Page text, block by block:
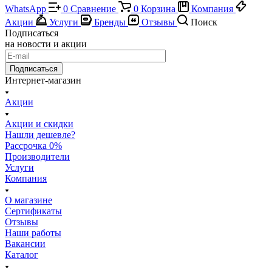
WhatsApp
0 Сравнение 0 Корзина
Компания
Акции
Услуги Бренды Отзывы
Поиск
Подписаться
на новости и акции
Подписаться
Интернет-магазин
Акции
Акции и скидки
Нашли дешевле?
Рассрочка 0%
Производители
Услуги
Компания
О магазине
Сертификаты
Отзывы
Наши работы
Вакансии
Каталог